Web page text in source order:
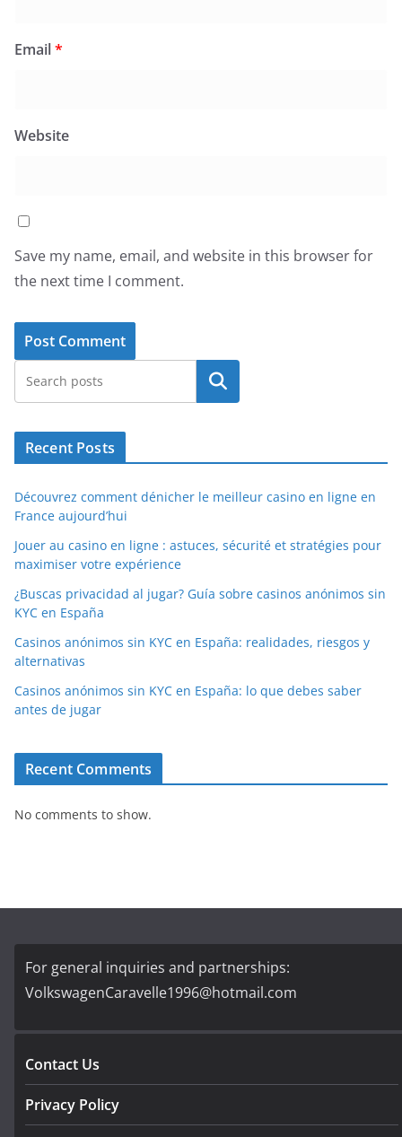
Email*
Website
Save my name, email, and website in this browser for
the next time I comment.
Search
Recent Posts
Découvrez comment dénicher le meilleur casino en ligne en
France aujourd’hui
Jouer au casino en ligne : astuces, sécurité et stratégies pour
maximiser votre expérience
¿Buscas privacidad al jugar? Guía sobre casinos anónimos sin
KYC en España
Casinos anónimos sin KYC en España: realidades, riesgos y
alternativas
Casinos anónimos sin KYC en España: lo que debes saber
antes de jugar
Recent Comments
No comments to show.
For general inquiries and partnerships:
VolkswagenCaravelle1996@hotmail.com
Contact Us
Privacy Policy